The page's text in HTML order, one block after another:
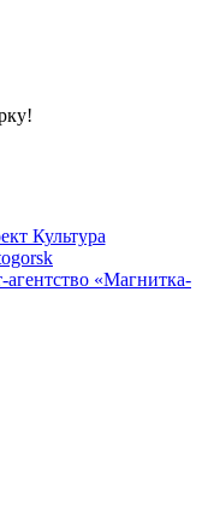
агентство «Магнитка-